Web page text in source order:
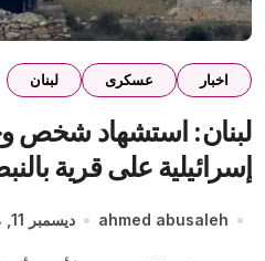
اخبار عسكرى لبنان
لبنان: استشهاد شخص
إسرائيلية على قرية
ahmed abusaleh ديسمبر 11, 2024